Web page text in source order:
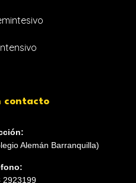
contacto
Alemán Barranquilla)
2923199